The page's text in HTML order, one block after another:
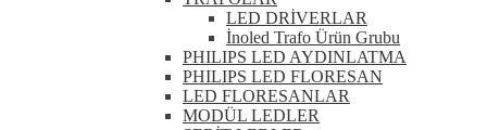
LED DRİVERLAR
İnoled Trafo Ürün Grubu
PHILIPS LED AYDINLATMA
PHILIPS LED FLORESAN
LED FLORESANLAR
MODÜL LEDLER